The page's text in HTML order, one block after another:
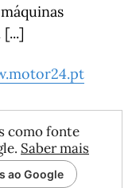
como fonte
Saber mais
ao Google